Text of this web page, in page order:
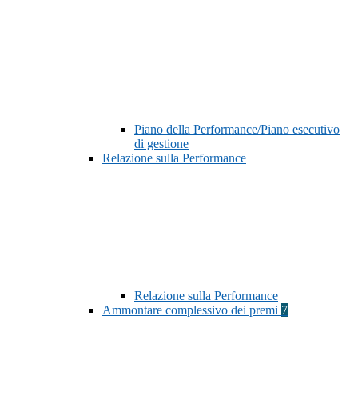
Piano della Performance/Piano esecutivo
di gestione
Relazione sulla Performance
Relazione sulla Performance
Ammontare complessivo dei premi 7